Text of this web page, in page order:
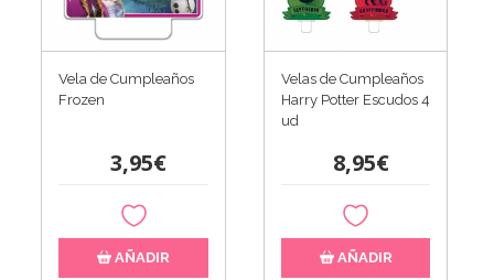
Vela de Cumpleaños
Frozen
3,95€
AÑADIR
Velas de Cumpleaños
Harry Potter Escudos 4
ud
8,95€
AÑADIR